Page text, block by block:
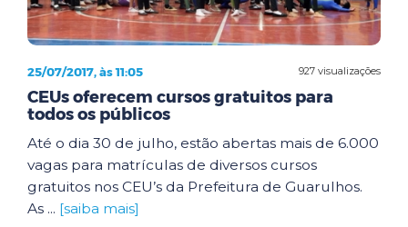
927 visualizações
25/07/2017, às 11:05
CEUs oferecem cursos gratuitos para
todos os públicos
Até o dia 30 de julho, estão abertas mais de 6.000
vagas para matrículas de diversos cursos
gratuitos nos CEU’s da Prefeitura de Guarulhos.
As ... [saiba mais]